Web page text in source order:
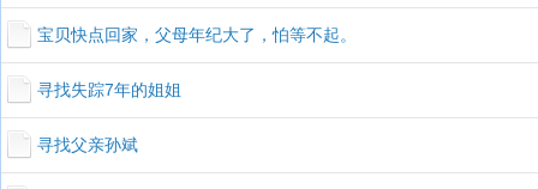
宝贝快点回家，父母年纪大了，怕等不起。
寻找失踪7年的姐姐
寻找父亲孙斌